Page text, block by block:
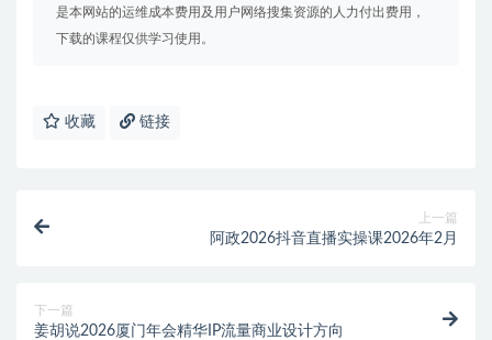
是本网站的运维成本费用及用户网络搜集资源的人力付出费用，
下载的课程仅供学习使用。
收藏 链接
上一篇
阿政2026抖音直播实操课2026年2月
下一篇
姜胡说2026厦门年会精华IP流量商业设计方向